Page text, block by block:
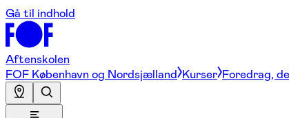
Gå til indhold
Aftenskolen
FOF København og Nordsjælland Kurser Foredrag,